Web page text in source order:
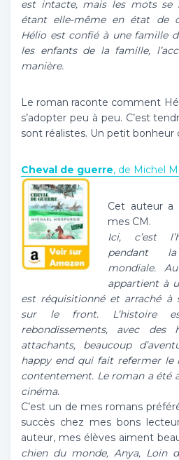
est intacte, mais les mots se
étant elle-même en état de
Hélio est confié à une famille
les enfants de la famille,
manière.
Le roman raconte comment
s’adopter peu à peu. C’est
sont réalistes. Un petit bonheur
Cheval de guerre, de Michel
Cet auteur a
mes CM.
Ici, c’est
pendant
mondiale.
appartient à
est réquisitionné et arraché
sur le front. L’histoire
rebondissements, avec des
attachants, beaucoup
happy end qui fait refermer le
contentement. Le roman a été
cinéma.
C’est un de mes romans
succès chez mes bons
auteur, mes élèves aiment
chien du monde, Anya, Loin